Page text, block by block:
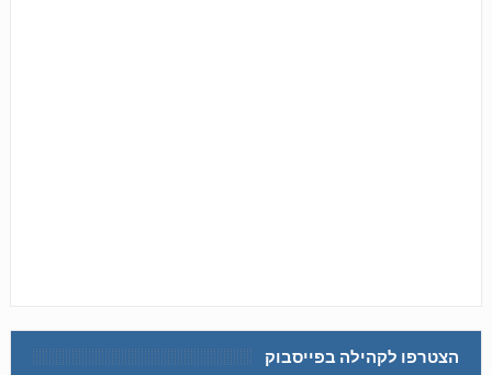
הצטרפו לקהילה בפייסבוק